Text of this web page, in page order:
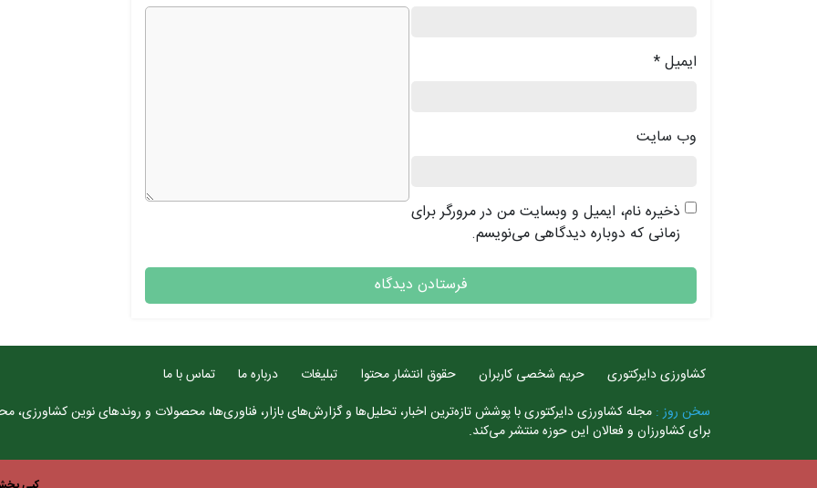
ایمیل*
وب‌ سایت
ذخیره نام، ایمیل و وبسایت من در مرورگر برای
زمانی که دوباره دیدگاهی می‌نویسم.
کشاورزی دایرکتوری حریم شخصی کاربران حقوق انتشار محتوا تبلیغات درباره ما
تماس با ما
سخن روز : مجله کشاورزی دایرکتوری با پوشش تازه‌ترین اخبار، تحلیل‌ها و گزارش‌های بازار، فناوری‌ها، محصولات و روندهای نوین کشاورزی،
برای کشاورزان و فعالان این حوزه منتشر می‌کند.